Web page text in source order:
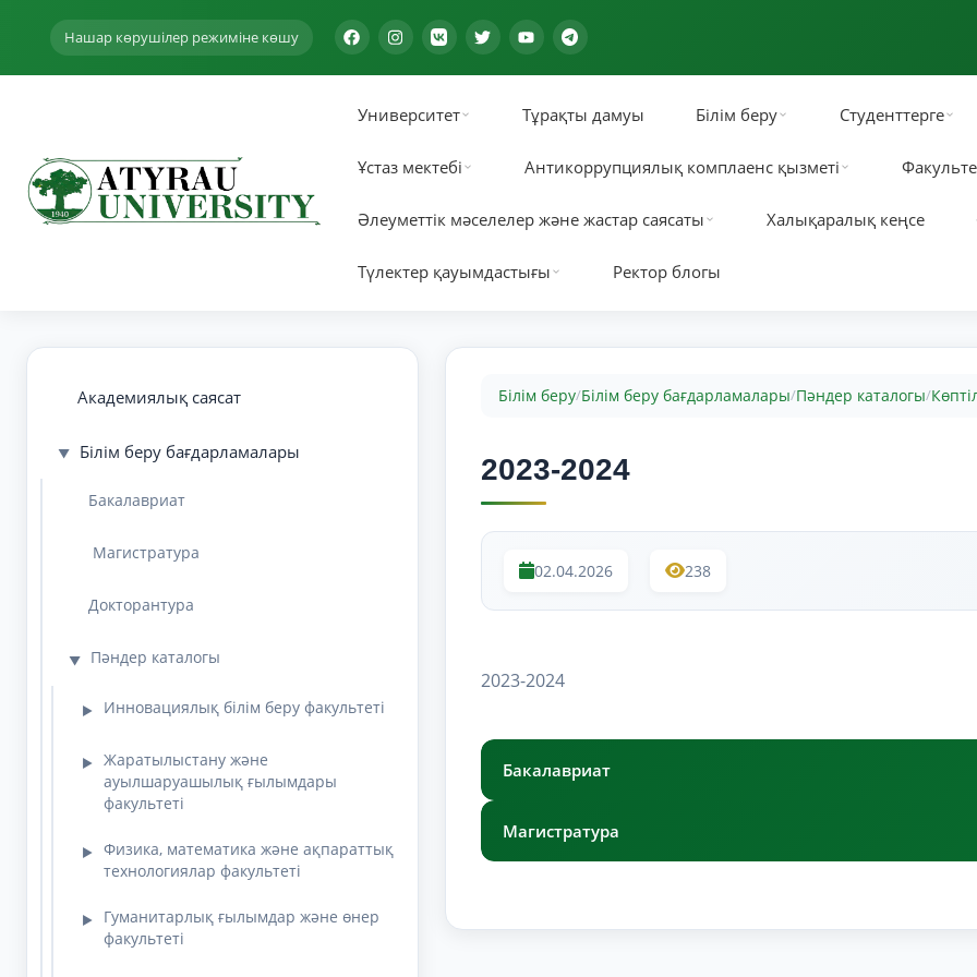
Нашар көрушілер режиміне көшу
Университет Тұрақты дамуы Білім беру Студенттерге
Ұстаз мектебі Антикоррупциялық комплаенс қызметі
Әлеуметтік мәселелер және жастар саясаты Халықаралық кеңсе
Түлектер қауымдастығы Ректор блогы
Академиялық саясат
▼ Білім беру бағдарламалары
Бакалавриат
Магистратура
Докторантура
▼ Пәндер каталогы
▶ Инновациялық білім беру факультеті
▶
Жаратылыстану және
ауылшаруашылық ғылымдары
факультеті
▶
Физика, математика және ақпараттық
технологиялар факультеті
▶
Гуманитарлық ғылымдар және өнер
факультеті
Білім беру/Білім беру бағдарламалары/Пәндер каталогы/
2023-2024
02.04.2026 238
2023-2024
Бакалавриат
Магистратура